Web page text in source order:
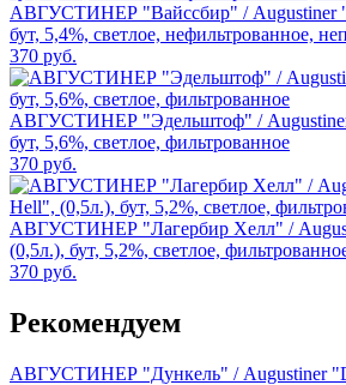
АВГУСТИНЕР "Вайссбир" / Augustiner
бут, 5,4%, светлое, нефильтрованное,
370 руб.
АВГУСТИНЕР "Эдельштоф" /
бут, 5,6%, светлое, фильтрованное
370 руб.
АВГУСТИНЕР "Лагербир Хелл" /
(0,5л.), бут, 5,2%, светлое,
370 руб.
Рекомендуем
АВГУСТИНЕР "Дункель" / Augustiner